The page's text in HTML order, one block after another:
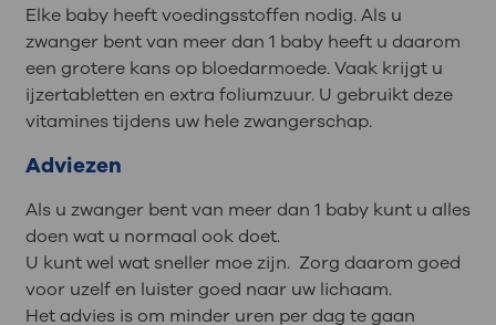
Elke baby heeft voedingsstoffen nodig. Als u
zwanger bent van meer dan 1 baby heeft u daarom
een grotere kans op bloedarmoede. Vaak krijgt u
ijzertabletten en extra foliumzuur. U gebruikt deze
vitamines tijdens uw hele zwangerschap.
Adviezen
Als u zwanger bent van meer dan 1 baby kunt u alles
doen wat u normaal ook doet.
U kunt wel wat sneller moe zijn. Zorg daarom goed
voor uzelf en luister goed naar uw lichaam.
Het advies is om minder uren per dag te gaan